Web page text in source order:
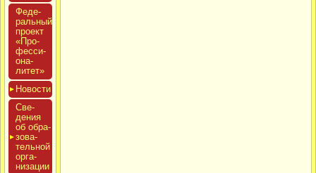
Феде­
раль­ный
про­ект
«Про­
фес­си­
она­
литет»
Новос­ти
Све­
дения
об об­ра­
зова­
тель­ной
ор­га­
низа­ции